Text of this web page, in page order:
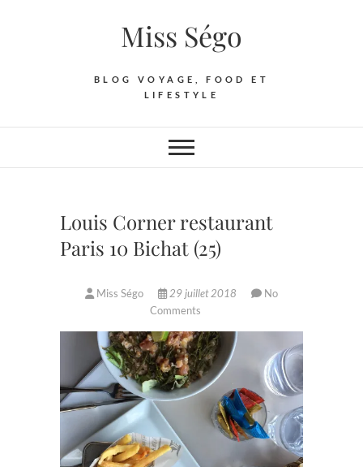
Miss Ségo
BLOG VOYAGE, FOOD ET
LIFESTYLE
Louis Corner restaurant
Paris 10 Bichat (25)
Miss Ségo 29 juillet 2018
No
Comments